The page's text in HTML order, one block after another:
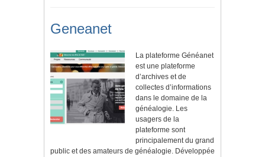
Geneanet
La plateforme Généanet
est une plateforme
d’archives et de
collectes d’informations
dans le domaine de la
généalogie. Les
usagers de la
plateforme sont
principalement du grand
public et des amateurs de généalogie. Développée